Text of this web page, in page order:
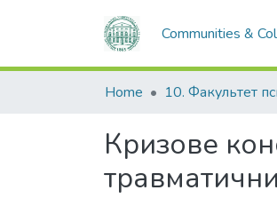
Communities &
Home
Кризове